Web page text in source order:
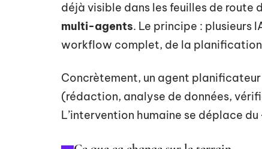
déjà visible dans les feuilles de route
multi-agents. Le principe : plusieurs
workflow complet, de la planification
Concrètement, un agent
(rédaction, analyse de données,
L’intervention humaine se déplace